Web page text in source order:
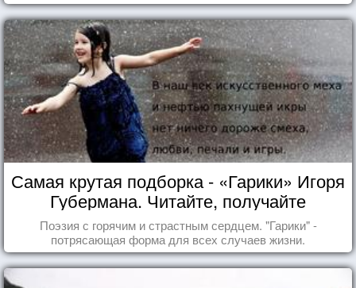
Самая крутая подборка - «Гарики» Игоря
Губермана. Читайте, получайте
удовольствие!
Поэзия с горячим и страстным сердцем. "Гарики" -
потрясающая форма для всех случаев жизни.